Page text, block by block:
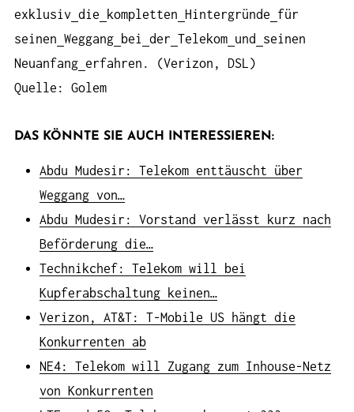
exklusiv die kompletten Hintergründe
für
seinen Weggang bei der Telekom und
seinen
Neuanfang erfahren. (Verizon, DSL)
Quelle: Golem
DAS KÖNNTE SIE AUCH INTERESSIEREN:
Abdu Mudesir: Telekom enttäuscht über
Weggang von…
Abdu Mudesir: Vorstand verlässt kurz nach
Beförderung die…
Technikchef: Telekom will bei
Kupferabschaltung keinen…
Verizon, AT&T: T-Mobile US hängt die
Konkurrenten ab
NE4: Telekom will Zugang zum Inhouse-Netz
von Konkurrenten